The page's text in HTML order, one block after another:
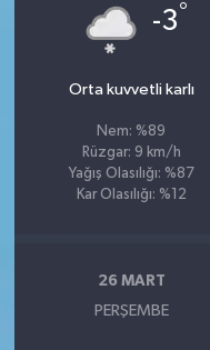
-3°
Orta kuvvetli karlı
Nem: %89
Rüzgar: 9 km/h
Yağış Olasılığı: %87
Kar Olasılığı: %12
26 MART
PERŞEMBE